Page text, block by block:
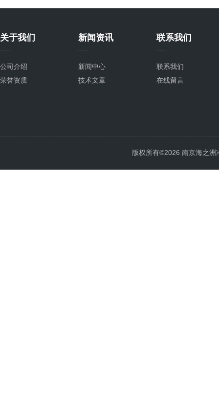
关于我们
公司介绍
荣誉资质
新闻资讯
新闻中心
技术文章
联系我们
联系我们
在线留言
版权所有©2026 南京海之